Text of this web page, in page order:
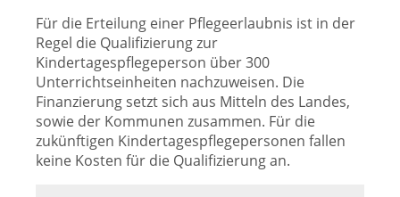
Für die Erteilung einer Pflegeerlaubnis ist in der
Regel die Qualifizierung zur
Kindertagespflegeperson über 300
Unterrichtseinheiten nachzuweisen. Die
Finanzierung setzt sich aus Mitteln des Landes,
sowie der Kommunen zusammen. Für die
zukünftigen Kindertagespflegepersonen fallen
keine Kosten für die Qualifizierung an.